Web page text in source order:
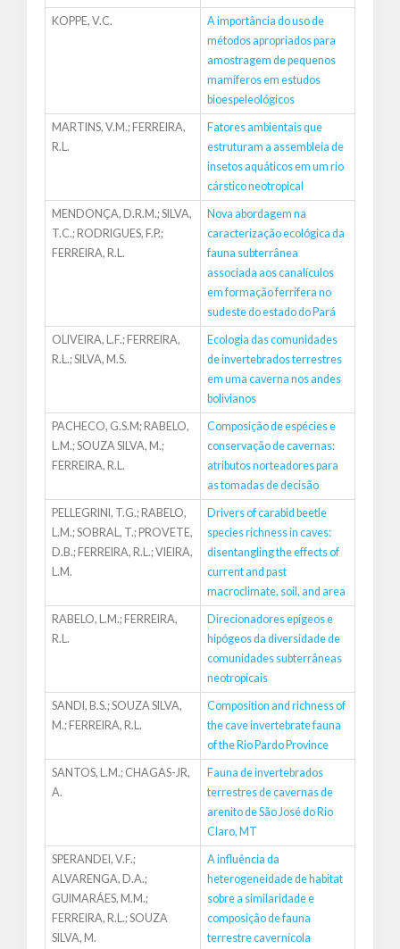
KOPPE, V.C.
A importância do uso de
métodos apropriados para
amostragem de pequenos
mamíferos em estudos
bioespeleológicos
MARTINS, V.M.; FERREIRA,
R.L.
Fatores ambientais que
estruturam a assembleia de
insetos aquáticos em um rio
cárstico neotropical
MENDONÇA, D.R.M.; SILVA,
T.C.; RODRIGUES, F.P.;
FERREIRA, R.L.
Nova abordagem na
caracterização ecológica da
fauna subterrânea
associada aos canalículos
em formação ferrífera no
sudeste do estado do Pará
OLIVEIRA, L.F.; FERREIRA,
R.L.; SILVA, M.S.
Ecologia das comunidades
de invertebrados terrestres
em uma caverna nos andes
bolivianos
PACHECO, G.S.M; RABELO,
L.M.; SOUZA SILVA, M.;
FERREIRA, R.L.
Composição de espécies e
conservação de cavernas:
atributos norteadores para
as tomadas de decisão
PELLEGRINI, T.G.; RABELO,
L.M.; SOBRAL, T.; PROVETE,
D.B.; FERREIRA, R.L.; VIEIRA,
L.M.
Drivers of carabid beetle
species richness in caves:
disentangling the effects of
current and past
macroclimate, soil, and area
RABELO, L.M.; FERREIRA,
R.L.
Direcionadores epígeos e
hipógeos da diversidade de
comunidades subterrâneas
neotropicais
SANDI, B.S.; SOUZA SILVA,
M.; FERREIRA, R.L.
Composition and richness of
the cave invertebrate fauna
of the Rio Pardo Province
SANTOS, L.M.; CHAGAS-JR,
A.
Fauna de invertebrados
terrestres de cavernas de
arenito de São José do Rio
Claro, MT
SPERANDEI, V.F.;
ALVARENGA, D.A.;
GUIMARÁES, M.M.;
FERREIRA, R.L.; SOUZA
SILVA, M.
A influência da
heterogeneidade de habitat
sobre a similaridade e
composição de fauna
terrestre cavernícola